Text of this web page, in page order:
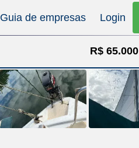
Guia de empresas Login
R$ 65.000